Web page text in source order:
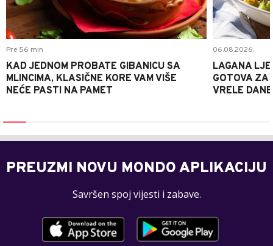
Pre 56 min
KAD JEDNOM PROBATE GIBANICU SA
MLINCIMA, KLASIČNE KORE VAM VIŠE
NEĆE PASTI NA PAMET
06.08.2026.
LAGANA
GOTOVA ZA
VRELE DANE
PREUZMI NOVU MONDO APLIKACIJU
Savršen spoj vijesti i zabave.